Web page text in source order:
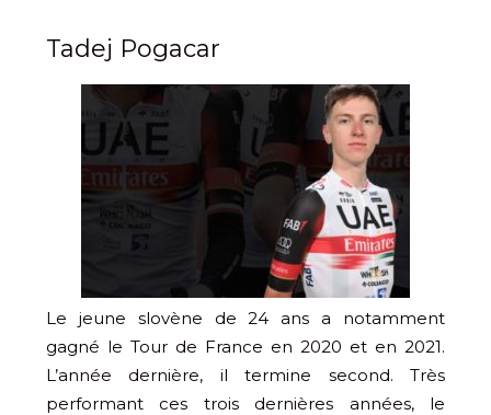
Tadej Pogacar
Le jeune slovène de 24 ans a notamment
gagné le Tour de France en 2020 et en 2021.
L’année dernière, il termine second. Très
performant ces trois dernières années, le